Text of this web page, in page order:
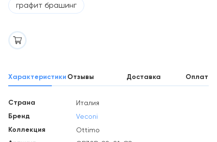
графит брашинг
Характеристики Отзывы Доставка Оплата
Страна Италия
Бренд Veconi
Коллекция Ottimo